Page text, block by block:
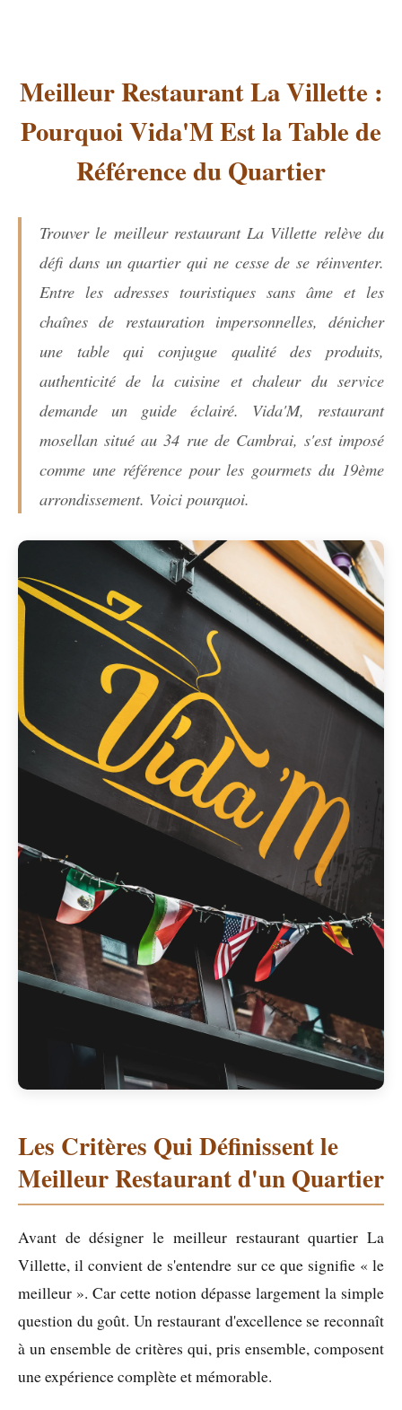
Meilleur Restaurant La Villette :
Pourquoi Vida'M Est la Table de
Référence du Quartier
Trouver le meilleur restaurant La Villette relève du
défi dans un quartier qui ne cesse de se réinventer.
Entre les adresses touristiques sans âme et les
chaînes de restauration impersonnelles, dénicher
une table qui conjugue qualité des produits,
authenticité de la cuisine et chaleur du service
demande un guide éclairé. Vida'M, restaurant
mosellan situé au 34 rue de Cambrai, s'est imposé
comme une référence pour les gourmets du 19ème
arrondissement. Voici pourquoi.
Les Critères Qui Définissent le
Meilleur Restaurant d'un Quartier
Avant de désigner le meilleur restaurant quartier La
Villette, il convient de s'entendre sur ce que signifie « le
meilleur ». Car cette notion dépasse largement la simple
question du goût. Un restaurant d'excellence se reconnaît
à un ensemble de critères qui, pris ensemble, composent
une expérience complète et mémorable.